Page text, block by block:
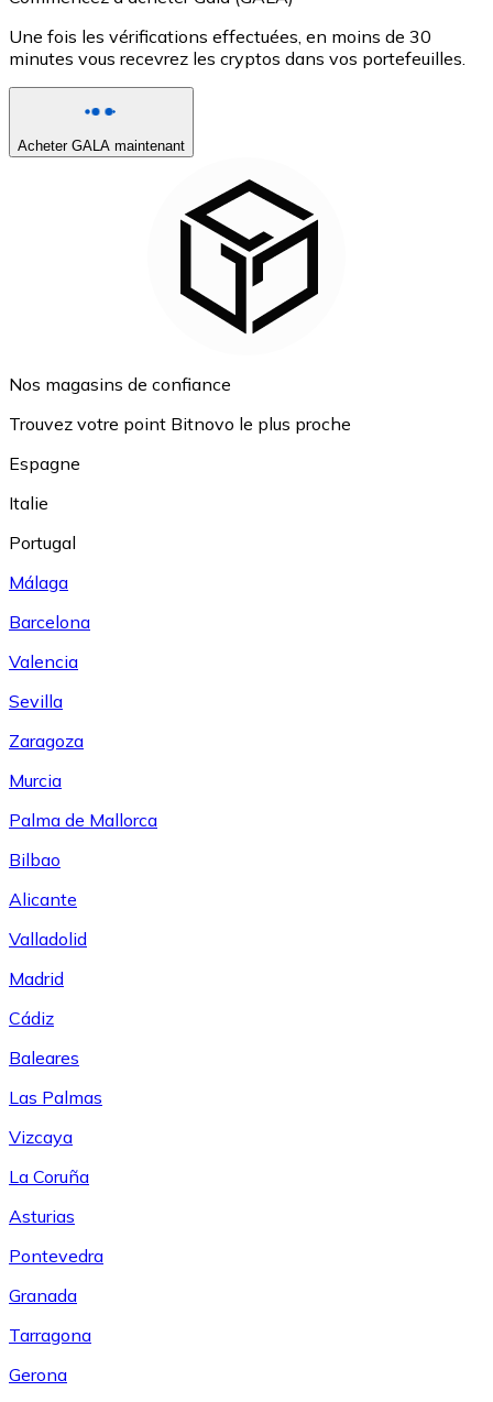
Une fois les vérifications effectuées, en moins de 30
minutes vous recevrez les cryptos dans vos portefeuilles.
Acheter GALA maintenant
Nos magasins de confiance
Trouvez votre point Bitnovo le plus proche
Espagne
Italie
Portugal
Málaga
Barcelona
Valencia
Sevilla
Zaragoza
Murcia
Palma de Mallorca
Bilbao
Alicante
Valladolid
Madrid
Cádiz
Baleares
Las Palmas
Vizcaya
La Coruña
Asturias
Pontevedra
Granada
Tarragona
Gerona